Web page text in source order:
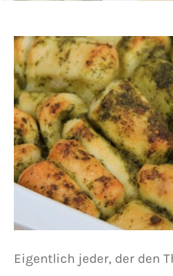
Eigentlich jeder, der den